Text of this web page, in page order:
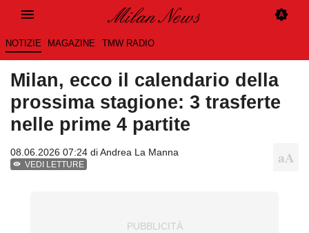
NOTIZIE MAGAZINE TMW RADIO
Milan, ecco il calendario della
prossima stagione: 3 trasferte
nelle prime 4 partite
08.06.2026 07:24 diAndrea La Manna
VEDI LETTURE